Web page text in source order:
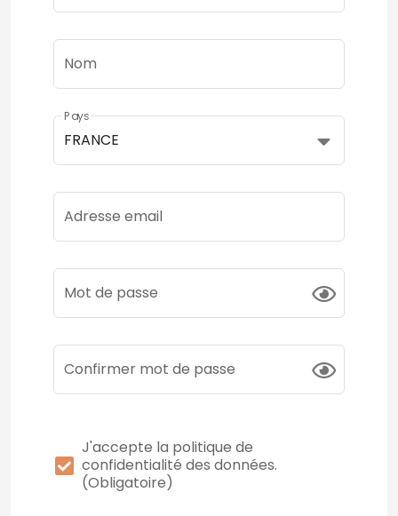
Nom
Pays
FRANCE
Adresse email
Mot de passe
Confirmer mot de passe
J'accepte la politique de
confidentialité des données.
(Obligatoire)